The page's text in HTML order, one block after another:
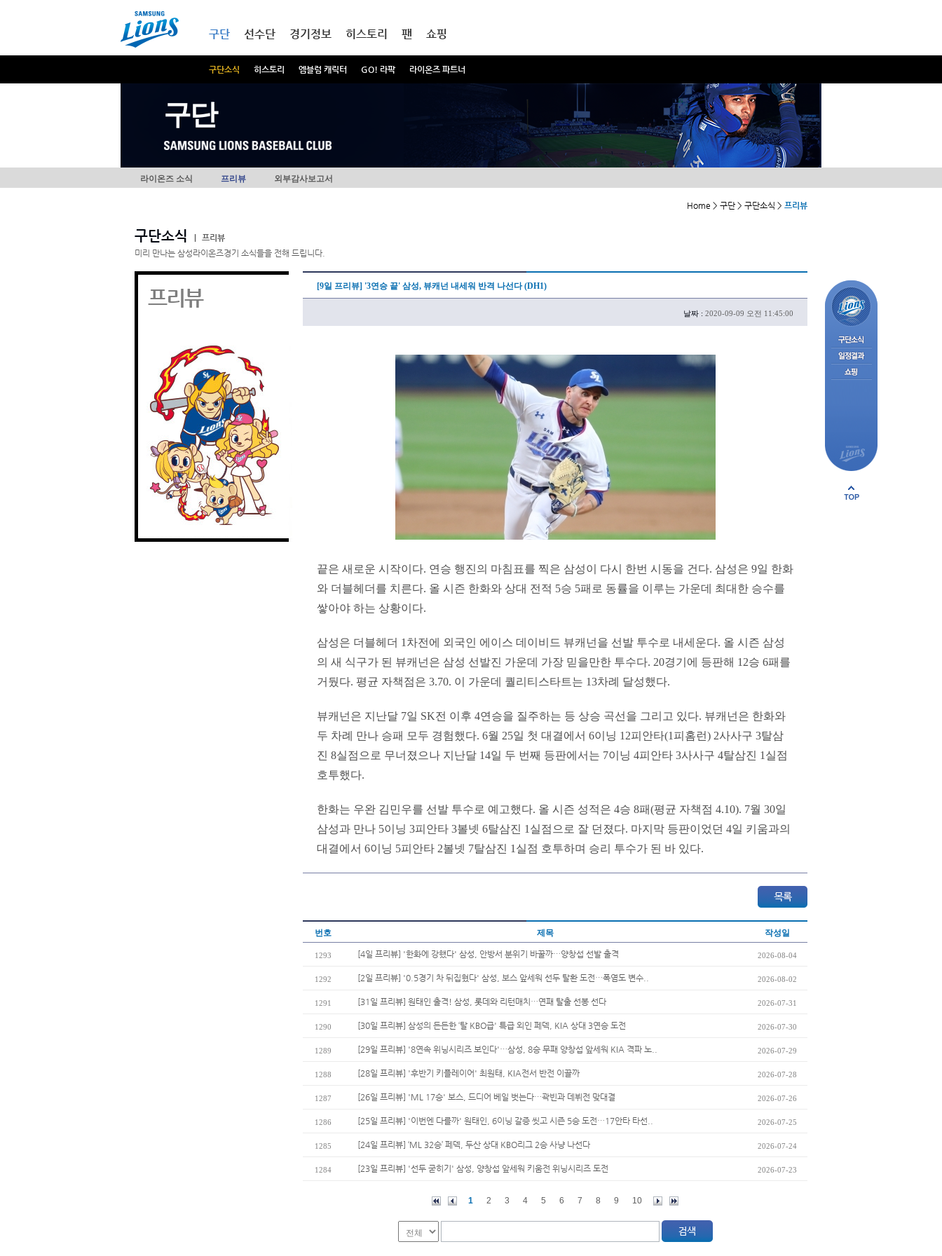
구단
구단소식 히스토리 엠블럼 캐릭터 GO! 라팍 라이온즈 파트너
선수단 경기정보 히스토리 팬 쇼핑
구단
라이온즈 소식 프리뷰 외부감사보고서
Home > 구단 > 구단소식 > 프리뷰
구단소식
프리뷰
미리 만나는 삼성라이온즈경기 소식들을 전해 드립니다.
프리뷰 [9일 프리뷰] '3연승 끝' 삼성, 뷰캐넌 내세워 반격 나선다 (DH1)
날짜 : 2020-09-09 오전 11:45:00
끝은 새로운 시작이다. 연승 행진의 마침표를 찍은 삼성이 다시 한번 시동을 건다. 삼성은 9일 한화
와 더블헤더를 치른다. 올 시즌 한화와 상대 전적 5승 5패로 동률을 이루는 가운데 최대한 승수를
쌓아야 하는 상황이다.
삼성은 더블헤더 1차전에 외국인 에이스 데이비드 뷰캐넌을 선발 투수로 내세운다. 올 시즌 삼성
의 새 식구가 된 뷰캐넌은 삼성 선발진 가운데 가장 믿을만한 투수다. 20경기에 등판해 12승 6패를
거뒀다. 평균 자책점은 3.70. 이 가운데 퀄리티스타트는 13차례 달성했다.
뷰캐넌은 지난달 7일 SK전 이후 4연승을 질주하는 등 상승 곡선을 그리고 있다. 뷰캐넌은 한화와
두 차례 만나 승패 모두 경험했다. 6월 25일 첫 대결에서 6이닝 12피안타(1피홈런) 2사사구 3탈삼
진 8실점으로 무너졌으나 지난달 14일 두 번째 등판에서는 7이닝 4피안타 3사사구 4탈삼진 1실점
호투했다.
한화는 우완 김민우를 선발 투수로 예고했다. 올 시즌 성적은 4승 8패(평균 자책점 4.10). 7월 30일
삼성과 만나 5이닝 3피안타 3볼넷 6탈삼진 1실점으로 잘 던졌다. 마지막 등판이었던 4일 키움과의
대결에서 6이닝 5피안타 2볼넷 7탈삼진 1실점 호투하며 승리 투수가 된 바 있다.
번호 제목 작성일
1293 [4일 프리뷰] '한화에 강했다' 삼성, 안방서 분위기 바꿀까…양창섭 선발 출격 2026-08-04
1292 [2일 프리뷰] '0.5경기 차 뒤집혔다' 삼성, 보스 앞세워 선두 탈환 도전…폭염도 변수.. 2026-08-02
1291 [31일 프리뷰] 원태인 출격! 삼성, 롯데와 리턴매치…연패 탈출 선봉 선다 2026-07-31
1290 [30일 프리뷰] 삼성의 든든한 ‘탈 KBO급' 특급 외인 페덱, KIA 상대 3연승 도전 2026-07-30
1289 [29일 프리뷰] '8연속 위닝시리즈 보인다'…삼성, 8승 무패 양창섭 앞세워 KIA 격파 노.. 2026-07-29
1288 [28일 프리뷰] '후반기 키플레이어' 최원태, KIA전서 반전 이끌까 2026-07-28
1287 [26일 프리뷰] 'ML 17승' 보스, 드디어 베일 벗는다…곽빈과 데뷔전 맞대결 2026-07-26
1286 [25일 프리뷰] '이번엔 다를까' 원태인, 6이닝 갈증 씻고 시즌 5승 도전…17안타 타선.. 2026-07-25
1285 [24일 프리뷰] ‘ML 32승’ 페덱, 두산 상대 KBO리그 2승 사냥 나선다 2026-07-24
1284 [23일 프리뷰] '선두 굳히기' 삼성, 양창섭 앞세워 키움전 위닝시리즈 도전 2026-07-23
1 2 3 4 5 6 7 8 9 10